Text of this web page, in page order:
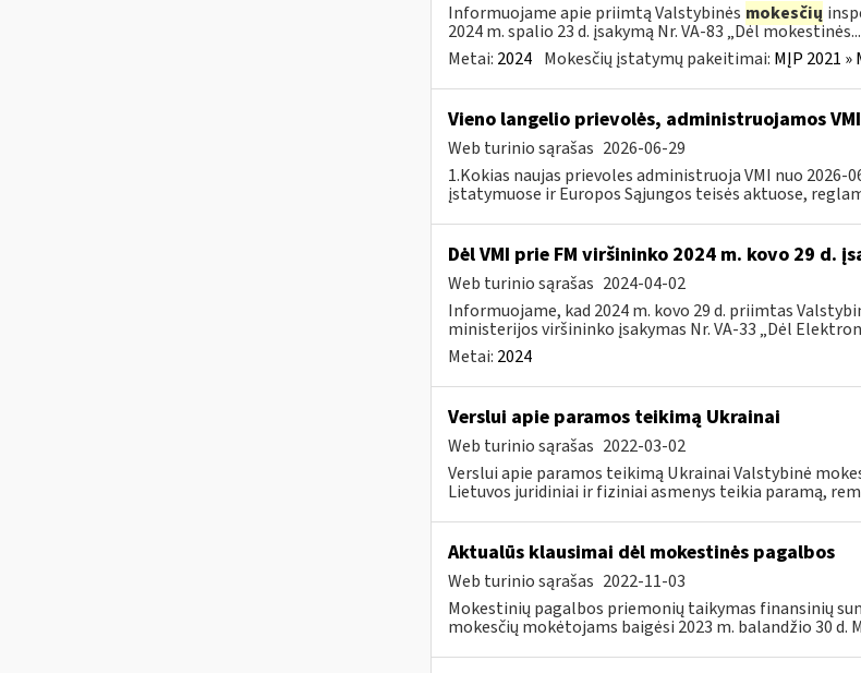
Informuojame apie priimtą Valstybinės mokesčių
2024 m. spalio 23 d. įsakymą Nr. VA-83 „Dėl mokestinės...
Metai: 2024 Mokesčių įstatymų pakeitimai: MĮP 2021
Vieno langelio prievolės, administruojamos
Web turinio sąrašas 2026-06-29
1.Kokias naujas prievoles administruoja VMI nuo
įstatymuose ir Europos Sąjungos teisės aktuose,
Dėl VMI prie FM viršininko 2024 m. kovo 29 d.
Web turinio sąrašas 2024-04-02
Informuojame, kad 2024 m. kovo 29 d. priimtas
ministerijos viršininko įsakymas Nr. VA-33 „Dėl
Metai: 2024
Verslui apie paramos teikimą Ukrainai
Web turinio sąrašas 2022-03-02
Verslui apie paramos teikimą Ukrainai Valstybinė
Lietuvos juridiniai ir fiziniai asmenys teikia paramą,
Aktualūs klausimai dėl mokestinės pagalbos
Web turinio sąrašas 2022-11-03
Mokestinių pagalbos priemonių taikymas finansinių
mokesčių mokėtojams baigėsi 2023 m. balandžio 30 d.